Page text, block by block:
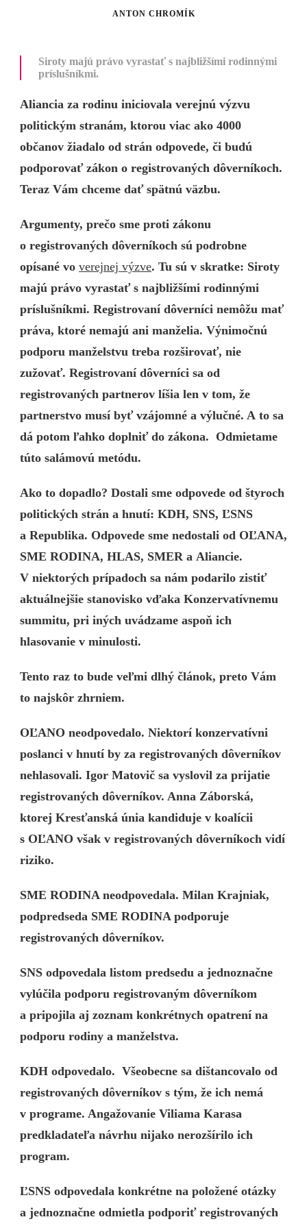
ANTON CHROMÍK
Siroty majú právo vyrastať s najbližšími rodinnými
príslušníkmi.
Aliancia za rodinu iniciovala verejnú výzvu
politickým stranám, ktorou viac ako 4000
občanov žiadalo od strán odpovede, či budú
podporovať zákon o registrovaných dôverníkoch.
Teraz Vám chceme dať spätnú väzbu.
Argumenty, prečo sme proti zákonu
o registrovaných dôverníkoch sú podrobne
opísané vo verejnej výzve. Tu sú v skratke: Siroty
majú právo vyrastať s najbližšími rodinnými
príslušníkmi. Registrovaní dôverníci nemôžu mať
práva, ktoré nemajú ani manželia. Výnimočnú
podporu manželstvu treba rozširovať, nie
zužovať. Registrovaní dôverníci sa od
registrovaných partnerov líšia len v tom, že
partnerstvo musí byť vzájomné a výlučné. A to sa
dá potom ľahko doplniť do zákona. Odmietame
túto salámovú metódu.
Ako to dopadlo? Dostali sme odpovede od štyroch
politických strán a hnutí: KDH, SNS, ĽSNS
a Republika. Odpovede sme nedostali od OĽANA,
SME RODINA, HLAS, SMER a Aliancie.
V niektorých prípadoch sa nám podarilo zistiť
aktuálnejšie stanovisko vďaka Konzervatívnemu
summitu, pri iných uvádzame aspoň ich
hlasovanie v minulosti.
Tento raz to bude veľmi dlhý článok, preto Vám
to najskôr zhrniem.
OĽANO neodpovedalo. Niektorí konzervatívni
poslanci v hnutí by za registrovaných dôverníkov
nehlasovali. Igor Matovič sa vyslovil za prijatie
registrovaných dôverníkov. Anna Záborská,
ktorej Kresťanská únia kandiduje v koalícii
s OĽANO však v registrovaných dôverníkoch vidí
riziko.
SME RODINA neodpovedala. Milan Krajniak,
podpredseda SME RODINA podporuje
registrovaných dôverníkov.
SNS odpovedala listom predsedu a jednoznačne
vylúčila podporu registrovaným dôverníkom
a pripojila aj zoznam konkrétnych opatrení na
podporu rodiny a manželstva.
KDH odpovedalo. Všeobecne sa dištancovalo od
registrovaných dôverníkov s tým, že ich nemá
v programe. Angažovanie Viliama Karasa
predkladateľa návrhu nijako nerozšírilo ich
program.
ĽSNS odpovedala konkrétne na položené otázky
a jednoznačne odmietla podporiť registrovaných